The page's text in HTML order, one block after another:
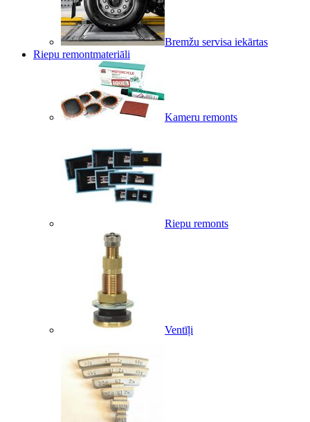
Bremžu servisa iekārtas
Riepu remontmateriāli
Kameru remonts
Riepu remonts
Ventīļi